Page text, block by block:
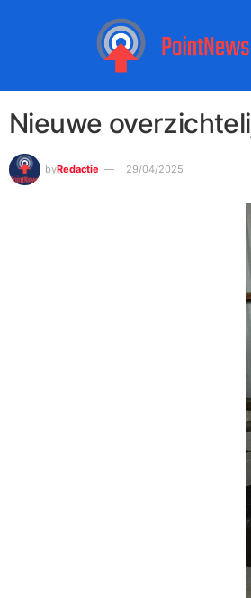
Nieuwe
byRedactie 29/04/2025